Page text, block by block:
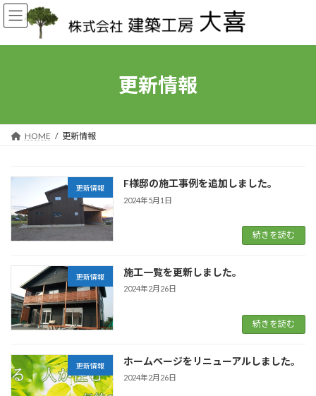
コ
ン
ン
ナ
ビ
ー
更新情報
HOME 更新情報
更新情報 F様邸の施工事例を追加しました。
2024年5月1日
続きを読む
更新情報 施工一覧を更新しました。
2024年2月26日
続きを読む
更新情報 ホームページをリニューアルしました。
2024年2月26日